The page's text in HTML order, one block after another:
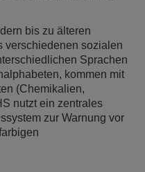
bis zu älteren
verschiedenen sozialen
Sprachen
kommen mit
(Chemikalien,
nutzt ein zentrales
zur Warnung vor